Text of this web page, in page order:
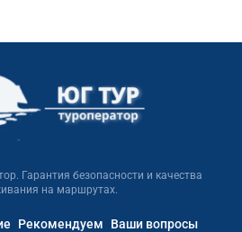
Гарантия безопасности и качества
на маршрутах.
Рекомендуем
Ваши вопросы